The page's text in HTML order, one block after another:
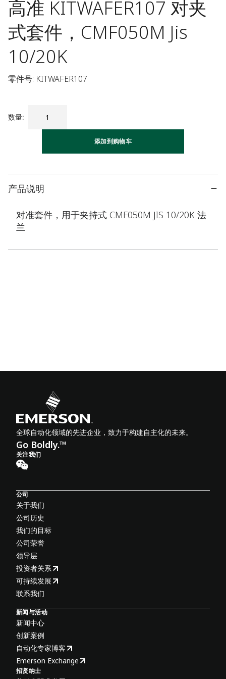
高准 KITWAFER107 对夹
式套件，CMF050M Jis
10/20K
零件号: KITWAFER107
数量:
添加到购物车
产品说明
对准套件，用于夹持式 CMF050M JIS 10/20K 法
兰
全球自动化领域的先进企业，致力于构建自主化的未来。
Go Boldly.™
关注我们
公司
关于我们
公司历史
我们的目标
公司荣誉
领导层
投资者关系
可持续发展
联系我们
新闻与活动
新闻中心
创新案例
自动化专家博客
Emerson Exchange
招贤纳士